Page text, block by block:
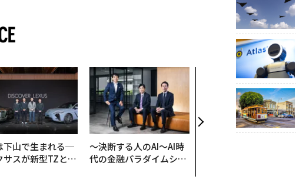
下山で生まれる─
スが新型TZとE
〜決断する人のAI〜AI時
代の金融パラダイムシフ
挑戦は個から始まり、共
創によって加速する NOR
QAIN JAPAN 特別座談会